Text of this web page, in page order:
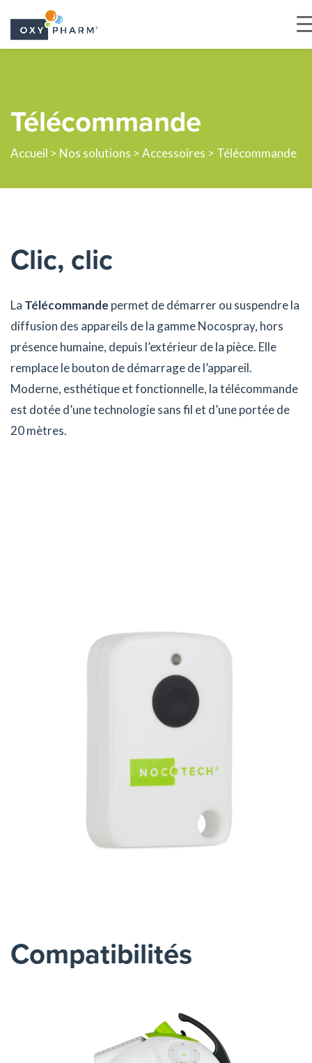
content
Télécommande
Accueil > Nos solutions >Accessoires > Télécommande
Clic, clic
La Télécommande permet de démarrer ou suspendre la
diffusion des appareils de la gamme Nocospray, hors
présence humaine, depuis l’extérieur de la pièce. Elle
remplace le bouton de démarrage de l’appareil.
Moderne, esthétique et fonctionnelle, la télécommande
est dotée d’une technologie sans fil et d’une portée de
20 mètres.
Compatibilités